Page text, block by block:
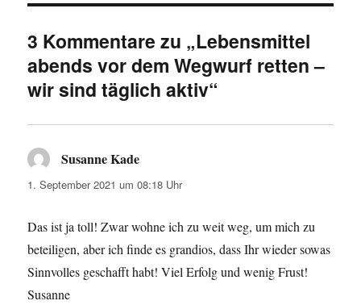
3 Kommentare zu „Lebensmittel
abends vor dem Wegwurf retten –
wir sind täglich aktiv“
Susanne Kade
1. September 2021 um 08:18 Uhr
Das ist ja toll! Zwar wohne ich zu weit weg, um mich zu
beteiligen, aber ich finde es grandios, dass Ihr wieder sowas
Sinnvolles geschafft habt! Viel Erfolg und wenig Frust!
Susanne